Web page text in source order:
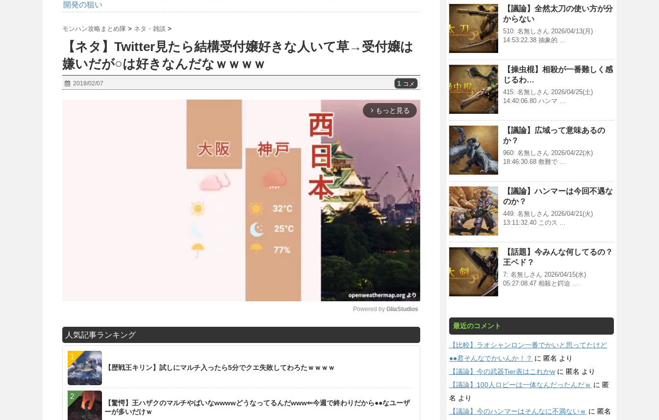
開発の狙い
モンハン攻略まとめ隊 > ネタ・雑談 >
【ネタ】Twitter見たら結構受付嬢好きな人いて草→受付嬢は
嫌いだが○は好きなんだなｗｗｗｗ
2018/02/07 1 コメ
arrow_forward_ios もっと見る
Powered by GliaStudios
人気記事ランキング
【歴戦王キリン】試しにマルチ入ったら5分でクエ失敗してわろたｗｗｗｗ
【驚愕】王ハザクのマルチやばいなwwwwどうなってるんだwww⇐今週で終わりだから●●なユーザ
ーが多いだけｗ
【議論】全然太刀の使い方が分
からない
510: 名無しさん 2026/04/13(月)
14:53:22.38 抽象的 …
【操虫棍】相殺が一番難しく感
じるわ…
415: 名無しさん 2026/04/25(土)
14:40:06.80 ハンマ …
【議論】広域って意味あるの
か？
960: 名無しさん 2026/04/22(水)
18:46:30.68 救難で …
【議論】ハンマーは今回不遇な
のか？
449: 名無しさん 2026/04/21(火)
13:11:32.40 このス …
【話題】今みんな何してるの？
王ベド？
7: 名無しさん 2026/04/15(水)
05:27:08.47 相殺と鍔迫 …
最近のコメント
【比較】ラオシャンロン一番でかいと思ってたけど
●●君そんなでかいんか！？ に 匿名 より
【議論】今の武器Tier表はこれかw に 匿名 より
【議論】100人ロビーは一体なんだったんだｗ に 匿
名 より
【議論】今のハンマーはそんなに不満ないｗ に 匿名